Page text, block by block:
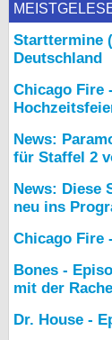
Starttermine
Deutschland
Chicago Fire
News:
für Staffel 2
News: Diese
neu ins
Chicago Fire
Bones -
mit der Rache
Dr. House -